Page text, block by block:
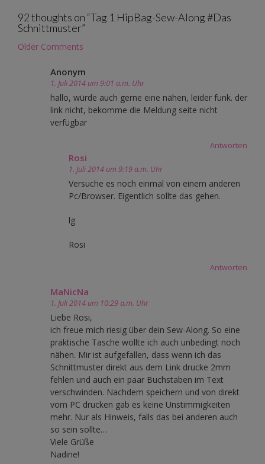
92 thoughts on “Tag 1 HipBag-Sew-Along #Das
Schnittmuster”
Comment
navigation
Older Comments
Anonym
1. Juli 2014 um 9:01 a.m. Uhr
hallo, würde auch gerne eine nähen, leider funk. der
link nicht, bekomme die Meldung seite nicht
verfügbar
Antworten
Rosi
1. Juli 2014 um 9:19 a.m. Uhr
Versuche es noch einmal von einem anderen
Pc/Browser. Eigentlich sollte das gehen.
lg
Rosi
Antworten
MaNicNa
1. Juli 2014 um 10:29 a.m. Uhr
Liebe Rosi,
ich freue mich riesig über dein Sew-Along. So eine
praktische Tasche wollte ich auch unbedingt noch
nähen. Mir ist aufgefallen, dass wenn ich das
Schnittmuster direkt aus dem Link drucke 2mm
fehlen und auch ein paar Buchstaben im Text
verschwinden. Nachdem speichern und von direkt
vom PC drucken gab es keine Unstimmigkeiten
mehr. Nur als Hinweis, falls das bei anderen auch
so sein sollte…
Viele Grüße
Nadine!